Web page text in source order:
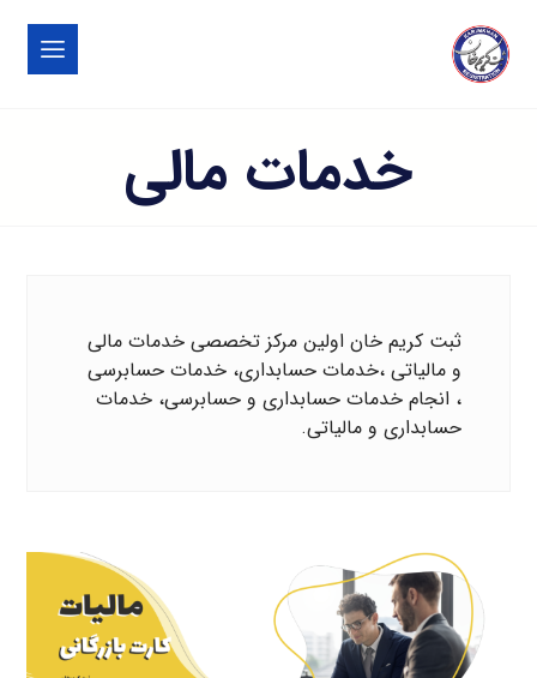
خدمات مالی
ثبت کریم خان اولین مرکز تخصصی خدمات مالی
و مالیاتی ،خدمات حسابداری، خدمات حسابرسی
، انجام خدمات حسابداری و حسابرسی، خدمات
حسابداری و مالیاتی.